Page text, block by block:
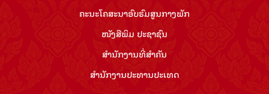
ຄະນະໂຄສະນາອົບຮົມ​ສູນ​ກາງ​ພັກ
ໜັງສືພິມ ປະ​ຊາ​ຊົນ
ສຳ​ນັກ​ງານ​ທີ່​ສຳ​ຄັນ
ສຳ​ນັກ​ງານ​ປະ​ທານ​ປະ​ເທດ